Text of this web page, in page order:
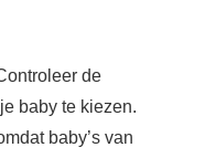
de
baby te kiezen.
baby’s van